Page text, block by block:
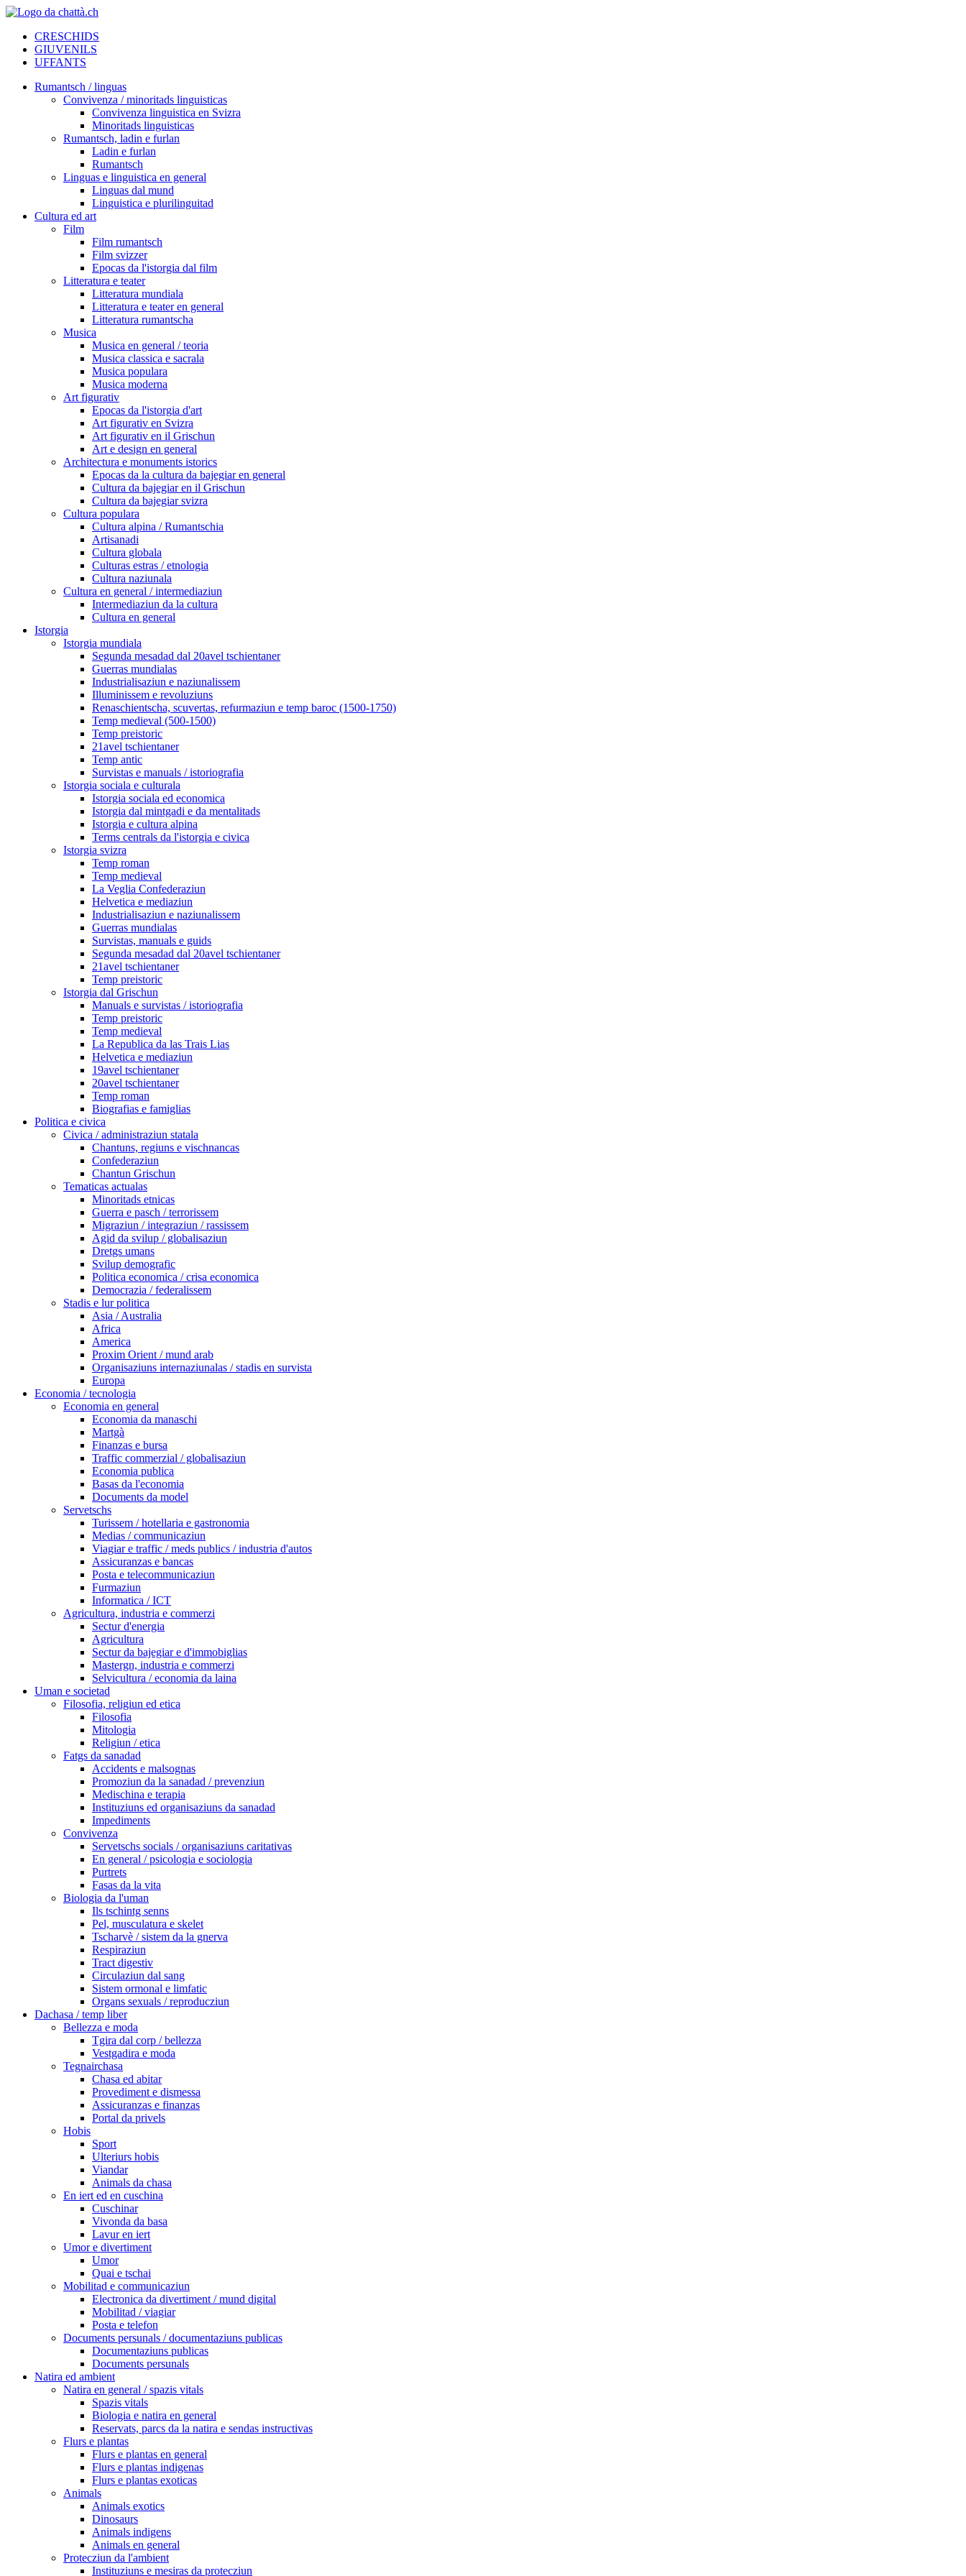
CRESCHIDS
GIUVENILS
UFFANTS
Rumantsch / linguas
Convivenza / minoritads linguisticas
Convivenza linguistica en Svizra
Minoritads linguisticas
Rumantsch, ladin e furlan
Ladin e furlan
Rumantsch
Linguas e linguistica en general
Linguas dal mund
Linguistica e plurilinguitad
Cultura ed art
Film
Film rumantsch
Film svizzer
Epocas da l'istorgia dal film
Litteratura e teater
Litteratura mundiala
Litteratura e teater en general
Litteratura rumantscha
Musica
Musica en general / teoria
Musica classica e sacrala
Musica populara
Musica moderna
Art figurativ
Epocas da l'istorgia d'art
Art figurativ en Svizra
Art figurativ en il Grischun
Art e design en general
Architectura e monuments istorics
Epocas da la cultura da bajegiar en general
Cultura da bajegiar en il Grischun
Cultura da bajegiar svizra
Cultura populara
Cultura alpina / Rumantschia
Artisanadi
Cultura globala
Culturas estras / etnologia
Cultura naziunala
Cultura en general / intermediaziun
Intermediaziun da la cultura
Cultura en general
Istorgia
Istorgia mundiala
Segunda mesadad dal 20avel tschientaner
Guerras mundialas
Industrialisaziun e naziunalissem
Illuminissem e revoluziuns
Renaschientscha, scuvertas, refurmaziun e temp baroc (1500-1750)
Temp medieval (500-1500)
Temp preistoric
21avel tschientaner
Temp antic
Survistas e manuals / istoriografia
Istorgia sociala e culturala
Istorgia sociala ed economica
Istorgia dal mintgadi e da mentalitads
Istorgia e cultura alpina
Terms centrals da l'istorgia e civica
Istorgia svizra
Temp roman
Temp medieval
La Veglia Confederaziun
Helvetica e mediaziun
Industrialisaziun e naziunalissem
Guerras mundialas
Survistas, manuals e guids
Segunda mesadad dal 20avel tschientaner
21avel tschientaner
Temp preistoric
Istorgia dal Grischun
Manuals e survistas / istoriografia
Temp preistoric
Temp medieval
La Republica da las Trais Lias
Helvetica e mediaziun
19avel tschientaner
20avel tschientaner
Temp roman
Biografias e famiglias
Politica e civica
Civica / administraziun statala
Chantuns, regiuns e vischnancas
Confederaziun
Chantun Grischun
Tematicas actualas
Minoritads etnicas
Guerra e pasch / terrorissem
Migraziun / integraziun / rassissem
Agid da svilup / globalisaziun
Dretgs umans
Svilup demografic
Politica economica / crisa economica
Democrazia / federalissem
Stadis e lur politica
Asia / Australia
Africa
America
Proxim Orient / mund arab
Organisaziuns internaziunalas / stadis en survista
Europa
Economia / tecnologia
Economia en general
Economia da manaschi
Martgà
Finanzas e bursa
Traffic commerzial / globalisaziun
Economia publica
Basas da l'economia
Documents da model
Servetschs
Turissem / hotellaria e gastronomia
Medias / communicaziun
Viagiar e traffic / meds publics / industria d'autos
Assicuranzas e bancas
Posta e telecommunicaziun
Furmaziun
Informatica / ICT
Agricultura, industria e commerzi
Sectur d'energia
Agricultura
Sectur da bajegiar e d'immobiglias
Mastergn, industria e commerzi
Selvicultura / economia da laina
Uman e societad
Filosofia, religiun ed etica
Filosofia
Mitologia
Religiun / etica
Fatgs da sanadad
Accidents e malsognas
Promoziun da la sanadad / prevenziun
Medischina e terapia
Instituziuns ed organisaziuns da sanadad
Impediments
Convivenza
Servetschs socials / organisaziuns caritativas
En general / psicologia e sociologia
Purtrets
Fasas da la vita
Biologia da l'uman
Ils tschintg senns
Pel, musculatura e skelet
Tscharvè / sistem da la gnerva
Respiraziun
Tract digestiv
Circulaziun dal sang
Sistem ormonal e limfatic
Organs sexuals / reproducziun
Dachasa / temp liber
Bellezza e moda
Tgira dal corp / bellezza
Vestgadira e moda
Tegnairchasa
Chasa ed abitar
Provediment e dismessa
Assicuranzas e finanzas
Portal da privels
Hobis
Sport
Ulteriurs hobis
Viandar
Animals da chasa
En iert ed en cuschina
Cuschinar
Vivonda da basa
Lavur en iert
Umor e divertiment
Umor
Quai e tschai
Mobilitad e communicaziun
Electronica da divertiment / mund digital
Mobilitad / viagiar
Posta e telefon
Documents persunals / documentaziuns publicas
Documentaziuns publicas
Documents persunals
Natira ed ambient
Natira en general / spazis vitals
Spazis vitals
Biologia e natira en general
Reservats, parcs da la natira e sendas instructivas
Flurs e plantas
Flurs e plantas en general
Flurs e plantas indigenas
Flurs e plantas exoticas
Animals
Animals exotics
Dinosaurs
Animals indigens
Animals en general
Protecziun da l'ambient
Instituziuns e mesiras da protecziun